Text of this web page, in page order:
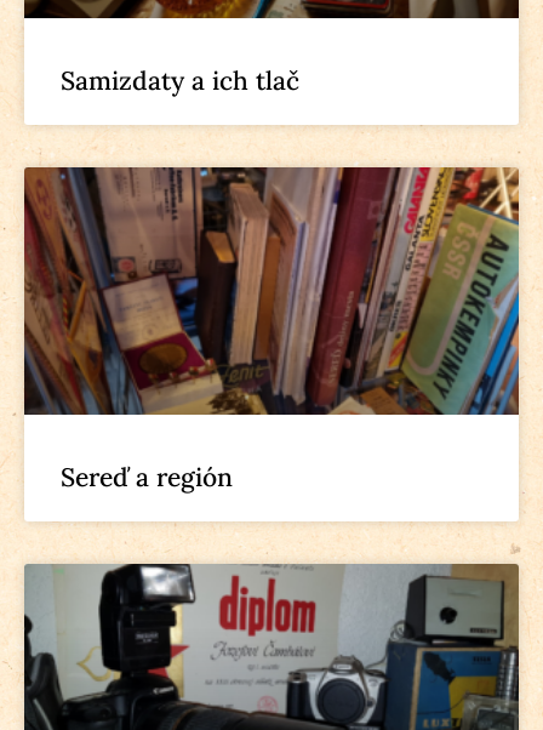
Samizdaty a ich tlač
Sereď a región